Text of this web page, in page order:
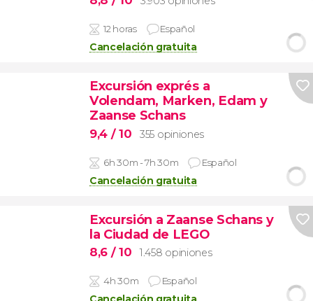
12 horas Español
Cancelación gratuita
Excursión exprés a
Volendam, Marken, Edam y
Zaanse Schans
9,4 / 10 355 opiniones
6h 30m - 7h 30m Español
Cancelación gratuita
Excursión a Zaanse Schans y
la Ciudad de LEGO
8,6 / 10 1.458 opiniones
4h 30m Español